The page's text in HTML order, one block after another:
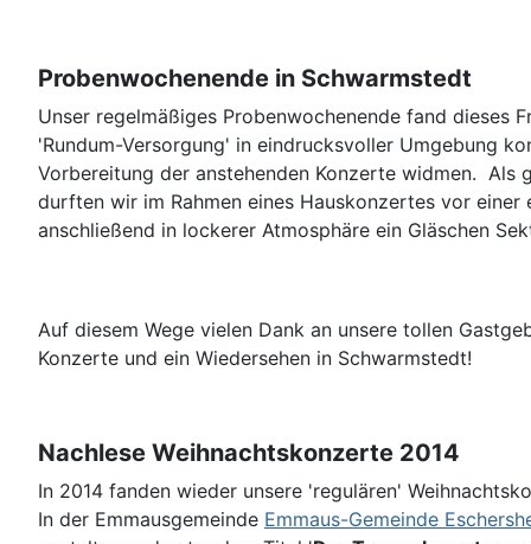
Probenwochenende in Schwarmstedt
Unser regelmäßiges Probenwochenende fand dieses
'Rundum-Versorgung' in eindrucksvoller Umgebung
Vorbereitung der anstehenden Konzerte widmen. Als
durften wir im Rahmen eines Hauskonzertes vor
anschließend in lockerer Atmosphäre ein Gläschen
Auf diesem Wege vielen Dank an unsere tollen
Konzerte und ein Wiedersehen in Schwarmstedt!
Nachlese Weihnachtskonzerte 2014
In 2014 fanden wieder unsere 'regulären'
In der Emmausgemeinde Emmaus-Gemeinde